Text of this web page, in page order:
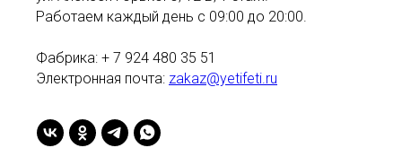
Работаем каждый день с 09:00 до 20:00.
Фабрика: + 7 924 480 35 51
Электронная почта: zakaz@yetifeti.ru